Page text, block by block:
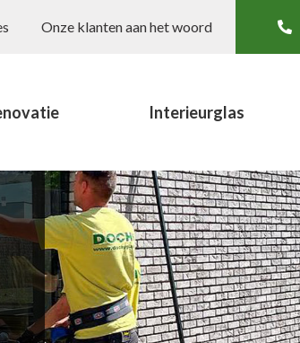
Onze klanten aan het woord
Interieurglas